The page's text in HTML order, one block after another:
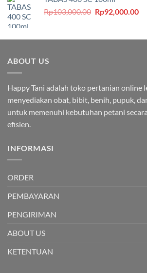
Rp295,000.00.
Rp103,000.00 Harga
Rp103,000.00.
Rp92,000.00
ABOUT US
Happy Tani adalah toko pertanian online
menyediakan obat, bibit, benih, pupuk,
untuk memenuhi kebutuhan petani
efisien.
INFORMASI
ORDER
PEMBAYARAN
PENGIRIMAN
ABOUT US
KETENTUAN